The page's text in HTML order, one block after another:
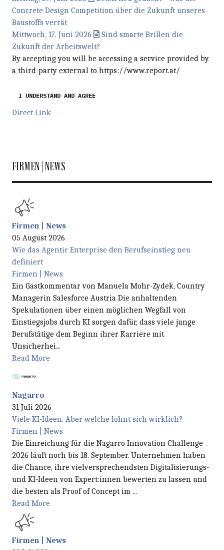
Concrete Design Competition über die Zukunft unseres
Baustoffs verrät
Mittwoch, 17. Juni 2026
Sind smarte Brillen die
Zukunft der Arbeitswelt?
By accepting you will be accessing a service provided by
a third-party external to https://www.report.at/
I UNDERSTAND AND AGREE
Direct Link
FIRMEN | NEWS
Firmen | News
05 August 2026
Wie das Agentic Enterprise den Berufseinstieg neu
definiert
Firmen | News
Ein Gastkommentar von Manuela Mohr-Zydek, Country
Managerin Salesforce Austria Die anhaltenden
Spekulationen über einen möglichen Wegfall von
Einstiegsjobs durch KI sorgen dafür, dass viele junge
Berufstätige dem Beginn ihrer Karriere mit
Unsicherhei...
Read More
Nagarro
31 Juli 2026
Viele KI-Ideen. Aber welche lohnt sich wirklich?
Firmen | News
Die Einreichung für die Nagarro Innovation Challenge
2026 läuft noch bis 18. September. Unternehmen haben
die Chance, ihre vielversprechendsten Digitalisierungs-
und KI-Ideen von Expert:innen bewerten zu lassen und
die besten als Proof of Concept im ...
Read More
Firmen | News